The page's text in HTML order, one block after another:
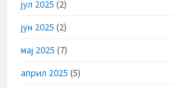
јул 2025 (2)
јун 2025 (2)
мај 2025 (7)
април 2025 (5)